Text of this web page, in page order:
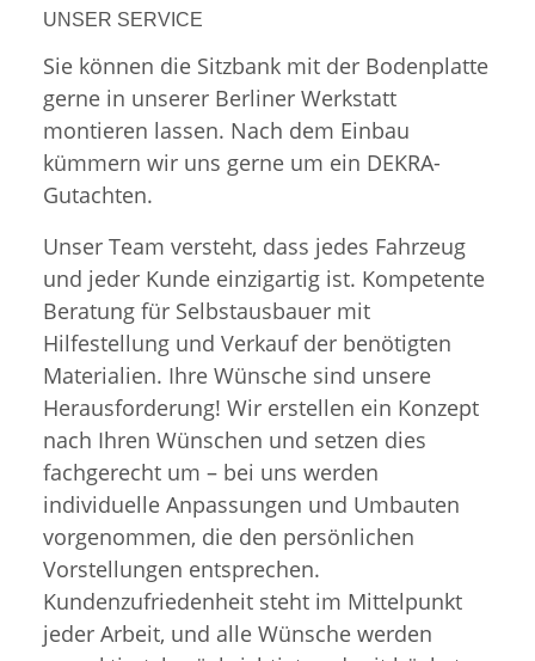
UNSER SERVICE
Sie können die Sitzbank mit der Bodenplatte
gerne in unserer Berliner Werkstatt
montieren lassen. Nach dem Einbau
kümmern wir uns gerne um ein DEKRA-
Gutachten.
Unser Team versteht, dass jedes Fahrzeug
und jeder Kunde einzigartig ist. Kompetente
Beratung für Selbstausbauer mit
Hilfestellung und Verkauf der benötigten
Materialien. Ihre Wünsche sind unsere
Herausforderung! Wir erstellen ein Konzept
nach Ihren Wünschen und setzen dies
fachgerecht um – bei uns werden
individuelle Anpassungen und Umbauten
vorgenommen, die den persönlichen
Vorstellungen entsprechen.
Kundenzufriedenheit steht im Mittelpunkt
jeder Arbeit, und alle Wünsche werden